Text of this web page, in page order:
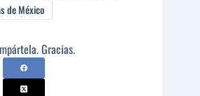
de México
Gracias.